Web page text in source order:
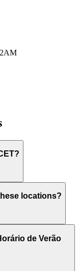
locations?
de Verão